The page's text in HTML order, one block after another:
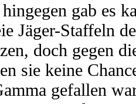
gab es
Jäger-Staffeln
doch gegen
sie keine
gefallen